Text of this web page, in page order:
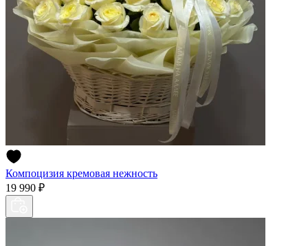
Компоцизия кремовая нежность
19 990 ₽